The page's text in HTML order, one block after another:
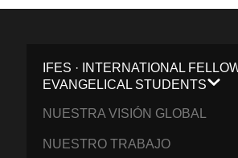
IFES · INTERNATIONAL
EVANGELICAL STUDENTS
NUESTRA VISIÓN GLOBAL
NUESTRO TRABAJO